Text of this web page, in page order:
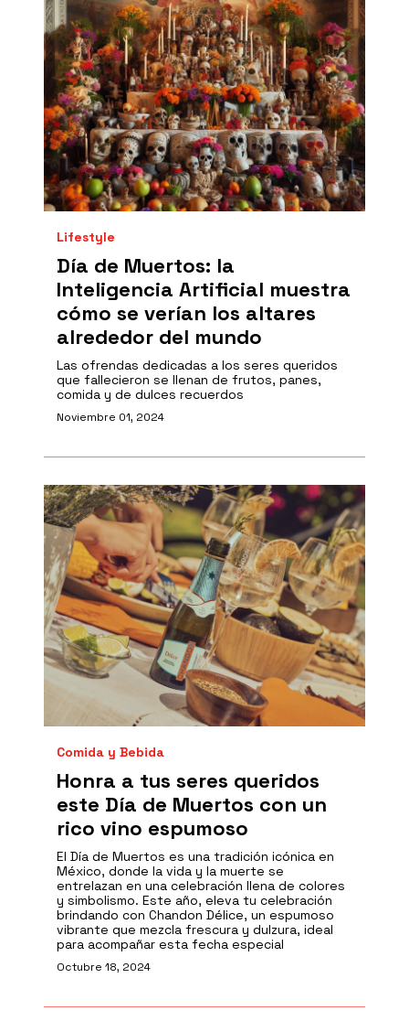
Lifestyle
Día de Muertos: la
Inteligencia Artificial muestra
cómo se verían los altares
alrededor del mundo
Las ofrendas dedicadas a los seres queridos
que fallecieron se llenan de frutos, panes,
comida y de dulces recuerdos
Noviembre 01, 2024
Comida y Bebida
Honra a tus seres queridos
este Día de Muertos con un
rico vino espumoso
El Día de Muertos es una tradición icónica en
México, donde la vida y la muerte se
entrelazan en una celebración llena de colores
y simbolismo. Este año, eleva tu celebración
brindando con Chandon Délice, un espumoso
vibrante que mezcla frescura y dulzura, ideal
para acompañar esta fecha especial
Octubre 18, 2024